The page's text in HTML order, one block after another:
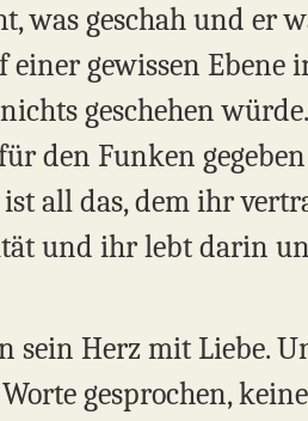
was geschah und er
einer gewissen Ebene
geschehen
den Funken
all das, dem ihr
und ihr lebt darin
sein Herz mit Liebe.
gesprochen,